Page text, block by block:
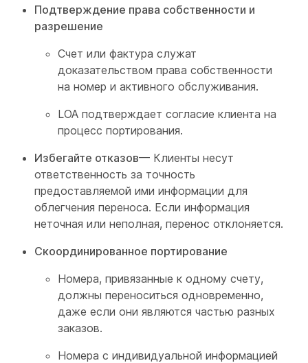
Подтверждение права собственности и
разрешение
Счет или фактура служат
доказательством права собственности
на номер и активного обслуживания.
LOA подтверждает согласие клиента на
процесс портирования.
Избегайте отказов— Клиенты несут
ответственность за точность
предоставляемой ими информации для
облегчения переноса. Если информация
неточная или неполная, перенос отклоняется.
Скоординированное портирование
Номера, привязанные к одному счету,
должны переноситься одновременно,
даже если они являются частью разных
заказов.
Номера с индивидуальной информацией